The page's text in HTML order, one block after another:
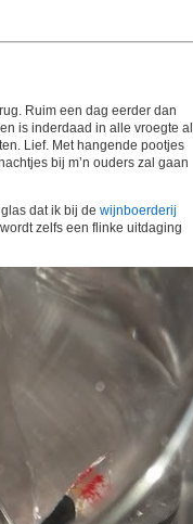
Ruim een dag eerder dan
is inderdaad in alle vroegte al
Lief. Met hangende pootjes
bij m’n ouders zal gaan
dat ik bij de wijnboerderij
zelfs een flinke uitdaging